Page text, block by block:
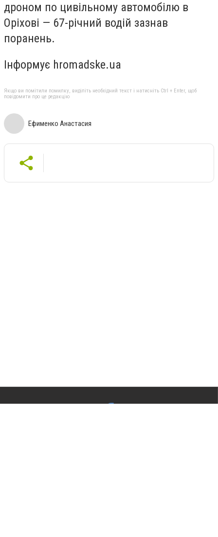
дроном по цивільному автомобілю в
Оріхові — 67-річний водій зазнав
поранень.
Інформує hromadske.ua
Якщо ви помітили помилку, виділіть необхідний текст і натисніть Ctrl + Enter, щоб
повідомити про це редакцію
Ефименко Анастасия